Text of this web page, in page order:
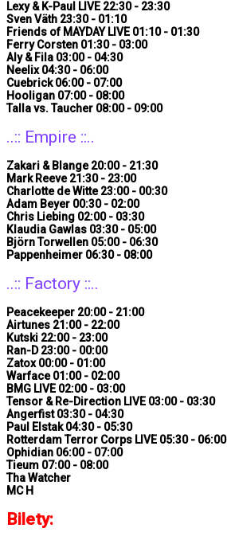
Lexy & K-Paul LIVE 22:30 - 23:30
Sven Väth 23:30 - 01:10
Friends of MAYDAY LIVE 01:10 - 01:30
Ferry Corsten 01:30 - 03:00
Aly & Fila 03:00 - 04:30
Neelix 04:30 - 06:00
Cuebrick 06:00 - 07:00
Hooligan 07:00 - 08:00
Talla vs. Taucher 08:00 - 09:00
..:: Empire ::..
Zakari & Blange 20:00 - 21:30
Mark Reeve 21:30 - 23:00
Charlotte de Witte 23:00 - 00:30
Adam Beyer 00:30 - 02:00
Chris Liebing 02:00 - 03:30
Klaudia Gawlas 03:30 - 05:00
Björn Torwellen 05:00 - 06:30
Pappenheimer 06:30 - 08:00
..:: Factory ::..
Peacekeeper 20:00 - 21:00
Airtunes 21:00 - 22:00
Kutski 22:00 - 23:00
Ran-D 23:00 - 00:00
Zatox 00:00 - 01:00
Warface 01:00 - 02:00
BMG LIVE 02:00 - 03:00
Tensor & Re-Direction LIVE 03:00 - 03:30
Angerfist 03:30 - 04:30
Paul Elstak 04:30 - 05:30
Rotterdam Terror Corps LIVE 05:30 - 06:00
Ophidian 06:00 - 07:00
Tieum 07:00 - 08:00
Tha Watcher
MC H
Bilety: